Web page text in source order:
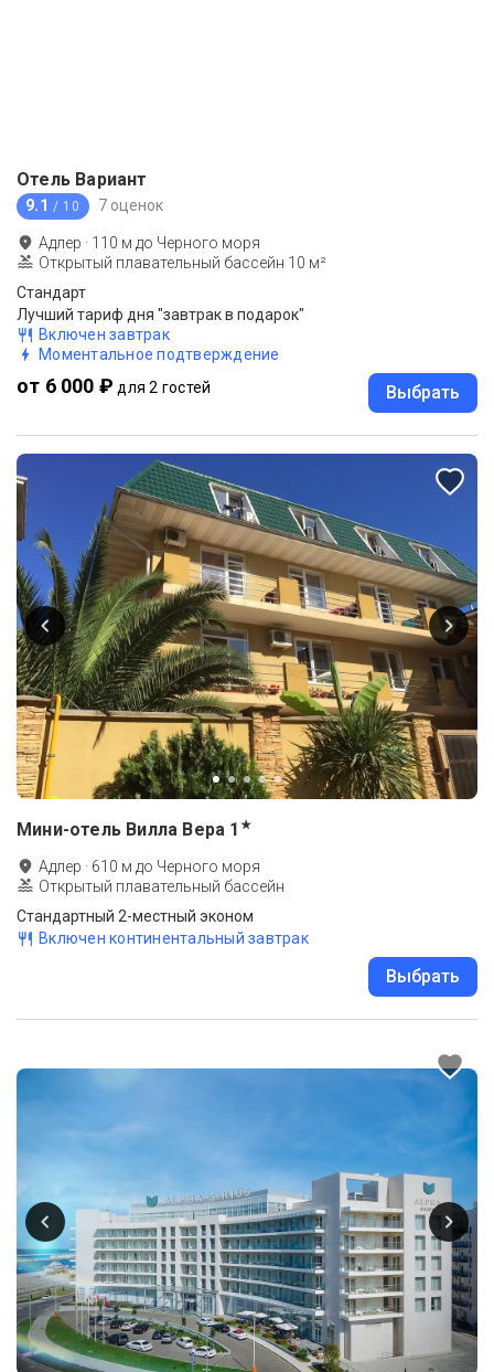
Отель Вариант
9.1 / 10 7 оценок
Адлер · 110 м до Черного моря
Открытый плавательный бассейн 10 м²
Стандарт
Лучший тариф дня "завтрак в подарок"
Включен завтрак
Моментальное подтверждение
от 6 000 ₽ для 2 гостей Выбрать
Мини-отель Вилла Вера 1 ★
Адлер · 610 м до Черного моря
Открытый плавательный бассейн
Стандартный 2-местный эконом
Включен континентальный завтрак
Выбрать